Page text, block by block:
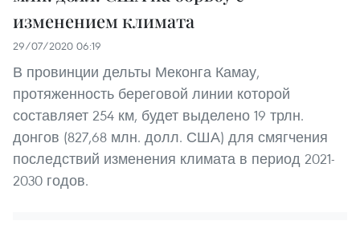
изменением климата
29/07/2020 06:19
В провинции дельты Меконга Камау,
протяженность береговой линии которой
составляет 254 км, будет выделено 19 трлн.
донгов (827,68 млн. долл. США) для смягчения
последствий изменения климата в период 2021-
2030 годов.